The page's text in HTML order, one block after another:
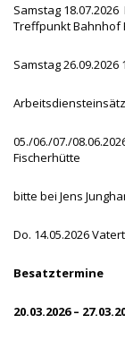
Samstag
Treffpunkt Bahnhof
Samstag
05./06./07./
Fischerhütte
bitte bei Jens
Do. 14.05.2026
Besatztermine
20.03.2026 –